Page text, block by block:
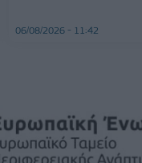
06/08/2026 - 11:42